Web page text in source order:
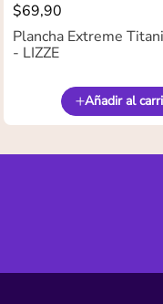
$69,90
Plancha Extreme
- LIZZE
Añadir al